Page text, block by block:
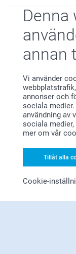
Denna
annan
Vi använder
annonser och
sociala
användning av
sociala
mer om vår
Tillåt alla
Cookie-
Omslag till
119,00
(1 omdömen)